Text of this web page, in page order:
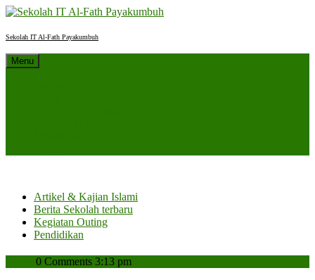
Skip
content
Sekolah IT Al-Fath Payakumbuh
Menu
Artikel & Kajian Islami
Berita Sekolah terbaru
Kegiatan Outing
Pendidikan
admin
0 Comments 3:13 pm